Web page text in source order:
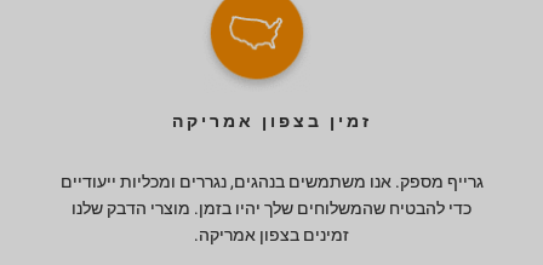
זמין בצפון אמריקה
גרייף מספק. אנו משתמשים בנהגים, נגררים ומכליות ייעודיים
כדי להבטיח שהמשלוחים שלך יהיו בזמן. מוצרי הדבק שלנו
זמינים בצפון אמריקה.